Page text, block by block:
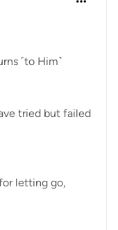
˹to Him˺
tried but failed
letting go,